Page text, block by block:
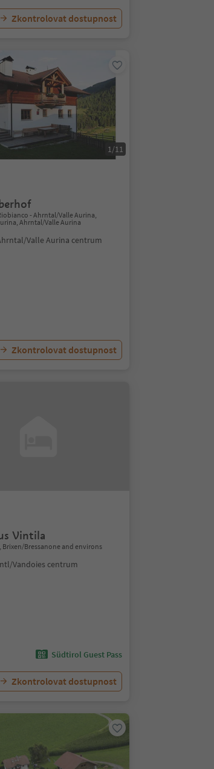
Zkontrolovat dostupnost
1/11
- Ahrntal/Valle Aurina,
Ahrntal/Valle Aurina
Valle Aurina centrum
Zkontrolovat dostupnost
Vintila
Brixen/Bressanone and environs
Vandoies centrum
Südtirol Guest Pass
Zkontrolovat dostupnost